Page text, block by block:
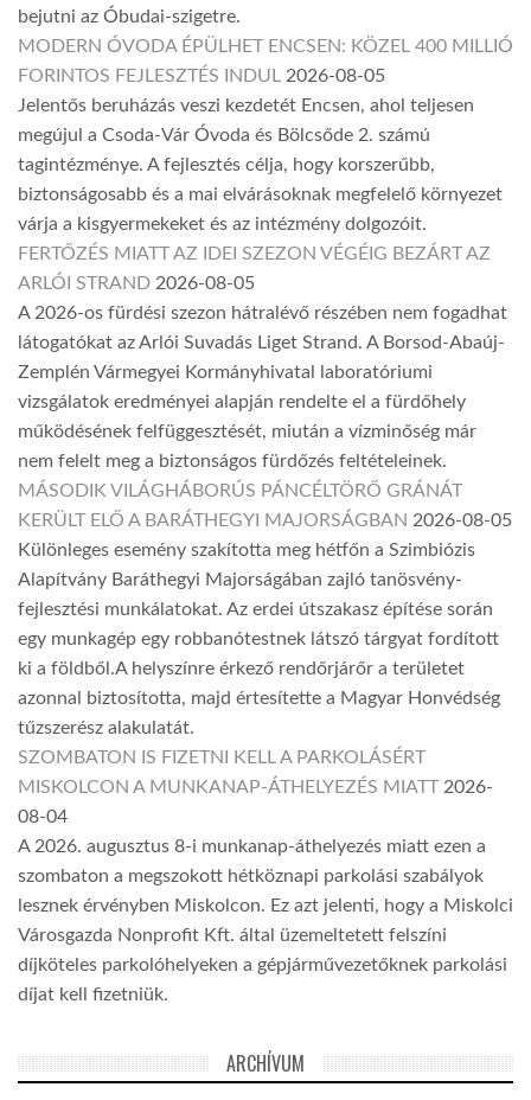
bejutni az Óbudai-szigetre.
MODERN ÓVODA ÉPÜLHET ENCSEN: KÖZEL 400 MILLIÓ
FORINTOS FEJLESZTÉS INDUL 2026-08-05
Jelentős beruházás veszi kezdetét Encsen, ahol teljesen
megújul a Csoda-Vár Óvoda és Bölcsőde 2. számú
tagintézménye. A fejlesztés célja, hogy korszerűbb,
biztonságosabb és a mai elvárásoknak megfelelő környezet
várja a kisgyermekeket és az intézmény dolgozóit.
FERTŐZÉS MIATT AZ IDEI SZEZON VÉGÉIG BEZÁRT AZ
ARLÓI STRAND 2026-08-05
A 2026-os fürdési szezon hátralévő részében nem fogadhat
látogatókat az Arlói Suvadás Liget Strand. A Borsod-Abaúj-
Zemplén Vármegyei Kormányhivatal laboratóriumi
vizsgálatok eredményei alapján rendelte el a fürdőhely
működésének felfüggesztését, miután a vízminőség már
nem felelt meg a biztonságos fürdőzés feltételeinek.
MÁSODIK VILÁGHÁBORÚS PÁNCÉLTÖRŐ GRÁNÁT
KERÜLT ELŐ A BARÁTHEGYI MAJORSÁGBAN 2026-08-05
Különleges esemény szakította meg hétfőn a Szimbiózis
Alapítvány Baráthegyi Majorságában zajló tanösvény-
fejlesztési munkálatokat. Az erdei útszakasz építése során
egy munkagép egy robbanótestnek látszó tárgyat fordított
ki a földből.A helyszínre érkező rendőrjárőr a területet
azonnal biztosította, majd értesítette a Magyar Honvédség
tűzszerész alakulatát.
SZOMBATON IS FIZETNI KELL A PARKOLÁSÉRT
MISKOLCON A MUNKANAP-ÁTHELYEZÉS MIATT 2026-
08-04
A 2026. augusztus 8-i munkanap-áthelyezés miatt ezen a
szombaton a megszokott hétköznapi parkolási szabályok
lesznek érvényben Miskolcon. Ez azt jelenti, hogy a Miskolci
Városgazda Nonprofit Kft. által üzemeltetett felszíni
díjköteles parkolóhelyeken a gépjárművezetőknek parkolási
díjat kell fizetniük.
ARCHÍVUM